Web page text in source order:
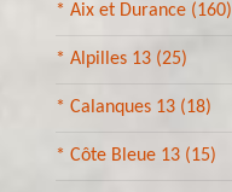
* Aix et Durance (160)
* Alpilles 13 (25)
* Calanques 13 (18)
* Côte Bleue 13 (15)